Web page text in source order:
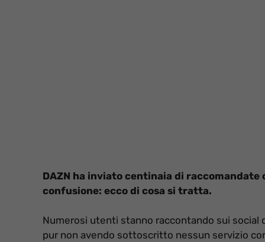
DAZN ha inviato centinaia di
confusione: ecco di cosa si tratta.
Numerosi utenti stanno raccontando sui social
pur non avendo sottoscritto nessun servizio